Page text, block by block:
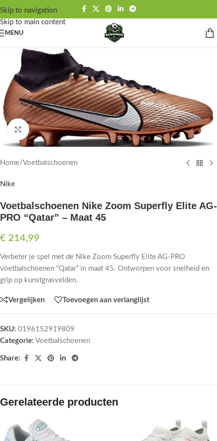
Skip to navigation
Skip to main content
MENU
Click to enlarge
Home/Voetbalschoenen
Nike
Voetbalschoenen Nike Zoom Superfly Elite AG-
PRO “Qatar” – Maat 45
€ 214,99
Verbeter je spel met de Nike Zoom Superfly Elite AG-PRO
voetbalschoenen “Qatar” in maat 45. Ontworpen voor snelheid en
grip op kunstgrasvelden.
Vergelijken Toevoegen aan verlanglijst
SKU: 0196152919809
Categorie: Voetbalschoenen
Share:
Gerelateerde producten